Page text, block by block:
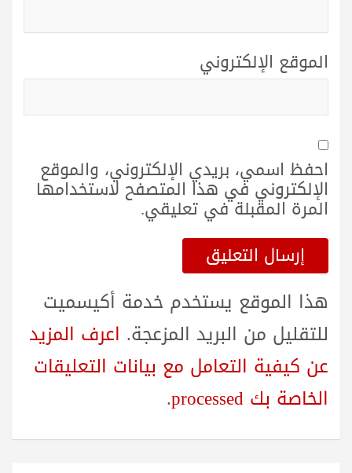
الموقع الإلكتروني
احفظ اسمي، بريدي الإلكتروني، والموقع
الإلكتروني في هذا المتصفح لاستخدامها
المرة المقبلة في تعليقي.
هذا الموقع يستخدم خدمة أكيسميت
للتقليل من البريد المزعجة. اعرف المزيد
عن كيفية التعامل مع بيانات التعليقات
الخاصة بك processed
.